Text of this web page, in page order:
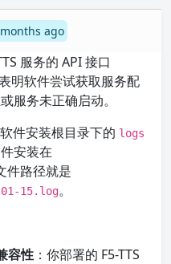
ago
服务的 API 接口
明软件尝试获取服务配
服务未正确启动。
件安装根目录下的 logs
安装在
件路径就是
15.log。
容性 ：你部署的 F5-TTS